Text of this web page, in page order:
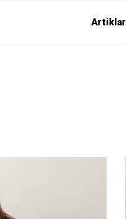
Artiklar